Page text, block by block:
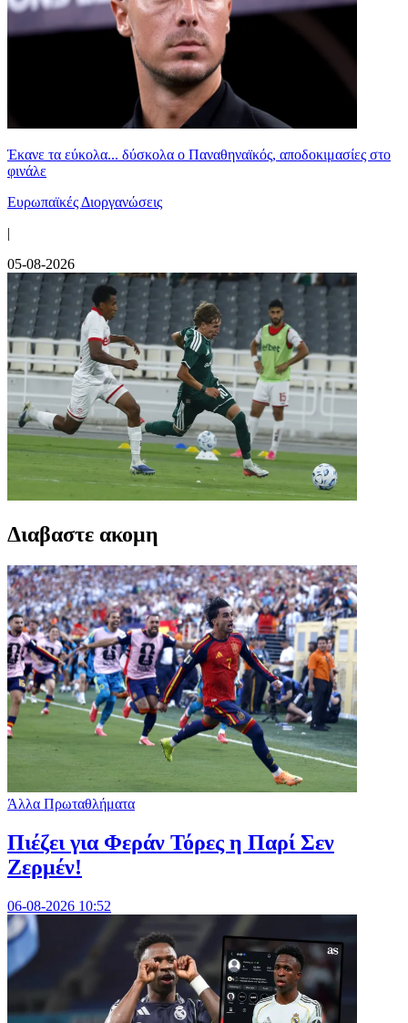
Έκανε τα εύκολα... δύσκολα ο Παναθηναϊκός, αποδοκιμασίες στο
φινάλε
Ευρωπαϊκές Διοργανώσεις
|
05-08-2026
Διαβαστε ακομη
Άλλα Πρωταθλήματα
Πιέζει για Φεράν Τόρες η Παρί Σεν
Ζερμέν!
06-08-2026 10:52